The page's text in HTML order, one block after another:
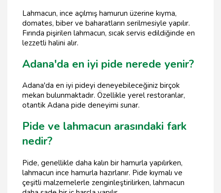
Lahmacun, ince açılmış hamurun üzerine kıyma,
domates, biber ve baharatların serilmesiyle yapılır.
Fırında pişirilen lahmacun, sıcak servis edildiğinde en
lezzetli halini alır.
Adana'da en iyi pide nerede yenir?
Adana'da en iyi pideyi deneyebileceğiniz birçok
mekan bulunmaktadır. Özellikle yerel restoranlar,
otantik Adana pide deneyimi sunar.
Pide ve lahmacun arasındaki fark
nedir?
Pide, genellikle daha kalın bir hamurla yapılırken,
lahmacun ince hamurla hazırlanır. Pide kıymalı ve
çeşitli malzemelerle zenginleştirilirken, lahmacun